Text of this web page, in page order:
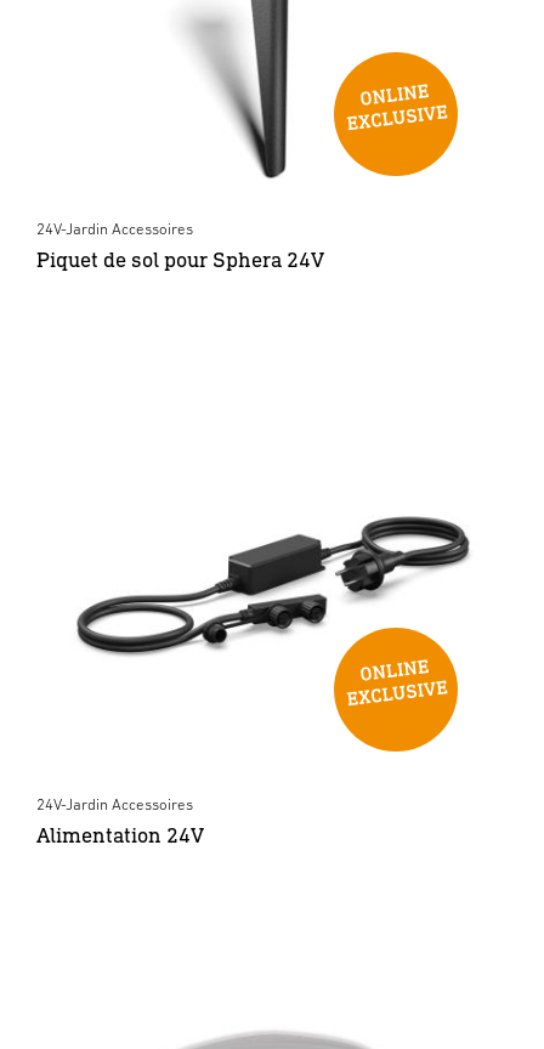
24V-Jardin Accessoires
Piquet de sol pour Sphera 24V
24V-Jardin Accessoires
Alimentation 24V